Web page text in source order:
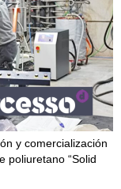
y comercialización
poliuretano “Solid